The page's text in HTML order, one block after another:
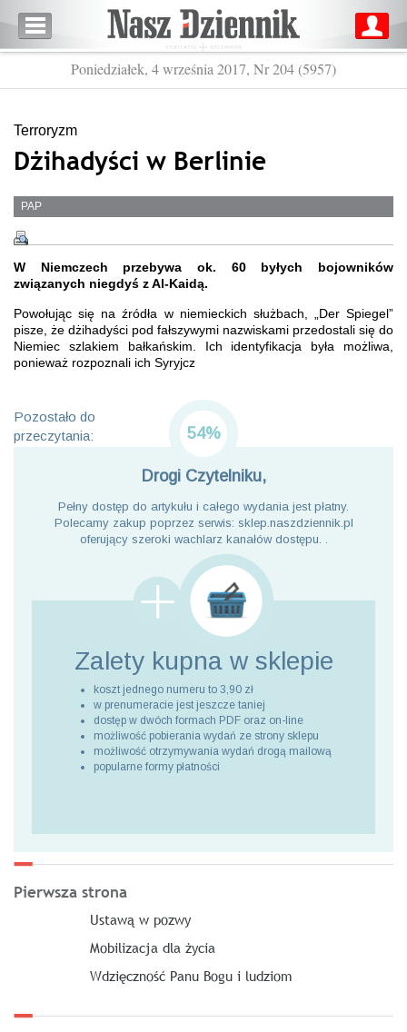
Poniedziałek, 4 września 2017, Nr 204 (5957)
Terroryzm
Dżihadyści w Berlinie
PAP
W Niemczech przebywa ok. 60 byłych bojowników
związanych niegdyś z Al-Kaidą.
Powołując się na źródła w niemieckich służbach, „Der Spiegel”
pisze, że dżihadyści pod fałszywymi nazwiskami przedostali się do
Niemiec szlakiem bałkańskim. Ich identyfikacja była możliwa,
ponieważ rozpoznali ich Syryjcz
Pozostało do
przeczytania:
54%
Drogi Czytelniku,
Pełny dostęp do artykułu i całego wydania jest płatny.
Polecamy zakup poprzez serwis: sklep.naszdziennik.pl
oferujący szeroki wachlarz kanałów dostępu. .
Zalety kupna w sklepie
koszt jednego numeru to 3,90 zł
w prenumeracie jest jeszcze taniej
dostęp w dwóch formach PDF oraz on-line
możliwość pobierania wydań ze strony sklepu
możliwość otrzymywania wydań drogą mailową
popularne formy płatności
Pierwsza strona
Ustawą w pozwy
Mobilizacja dla życia
Wdzięczność Panu Bogu i ludziom